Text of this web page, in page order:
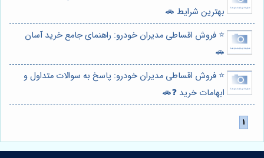
بهترین شرایط 🚗
⭐️ فروش اقساطی مدیران خودرو: راهنمای جامع خرید آسان
🚗
⭐️ فروش اقساطی مدیران خودرو: پاسخ به سوالات متداول و
ابهامات خرید ❓🚗